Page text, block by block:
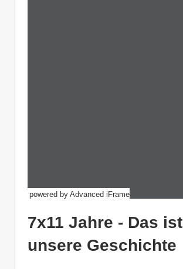
powered by Advanced iFrame
7x11 Jahre - Das ist
unsere Geschichte